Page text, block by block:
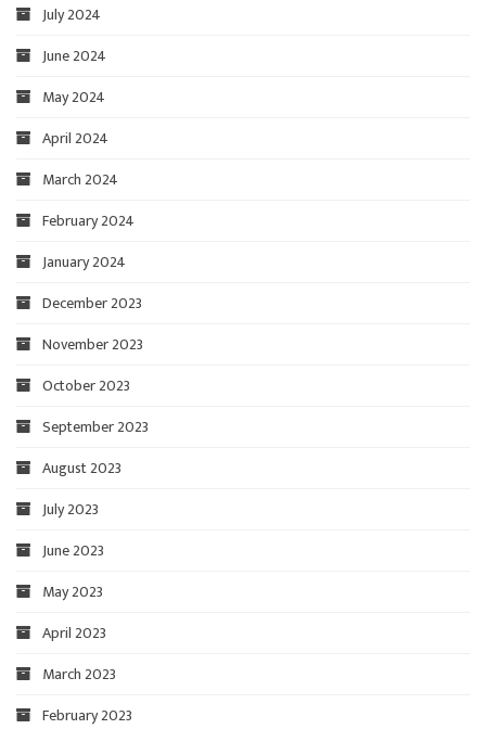
July 2024
June 2024
May 2024
April 2024
March 2024
February 2024
January 2024
December 2023
November 2023
October 2023
September 2023
August 2023
July 2023
June 2023
May 2023
April 2023
March 2023
February 2023